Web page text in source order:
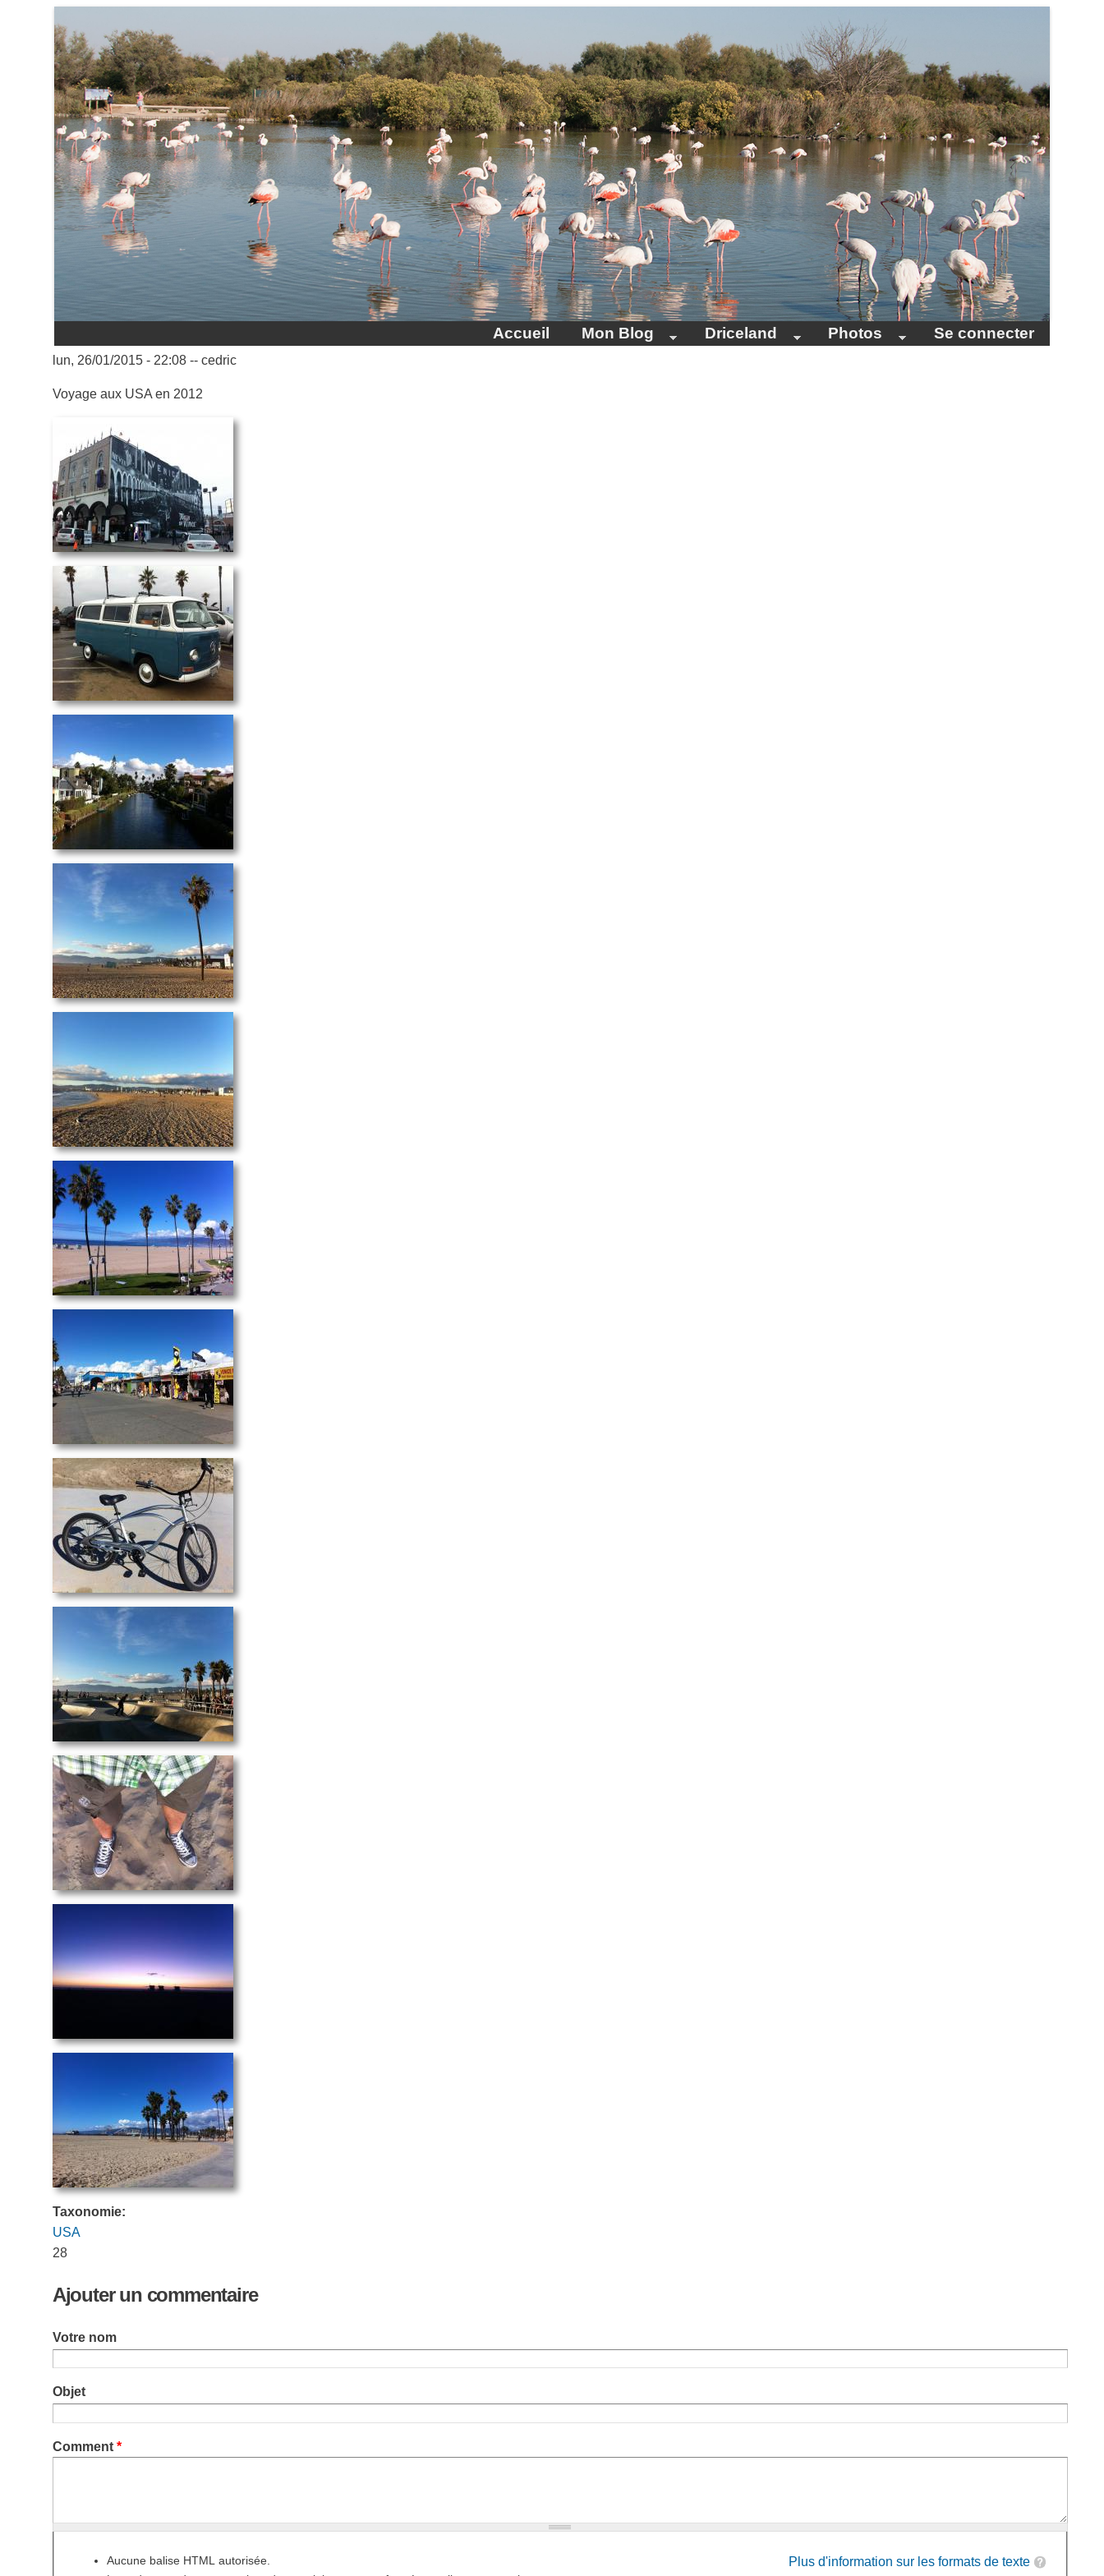
Accueil Mon Blog Driceland Photos Se connecter
lun, 26/01/2015 - 22:08-- cedric
Voyage aux USA en 2012
Taxonomie:
USA
28
Ajouter un commentaire
Votre nom
Objet
Comment *
Plus d'information sur les formats de texte
Aucune balise HTML autorisée.